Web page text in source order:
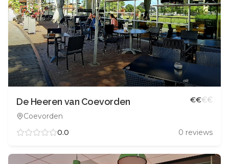
De Heeren van Coevorden
Coevorden
€€€€
0.0 0 reviews